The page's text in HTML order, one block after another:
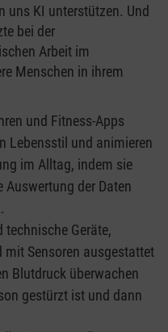
uns KI unterstützen. Und
bei der
Arbeit im
Menschen in ihrem
und Fitness-Apps
Lebensstil und animieren
im Alltag, indem sie
Auswertung der Daten
Geräte,
mit Sensoren ausgestattet
Blutdruck überwachen
gestürzt ist und dann